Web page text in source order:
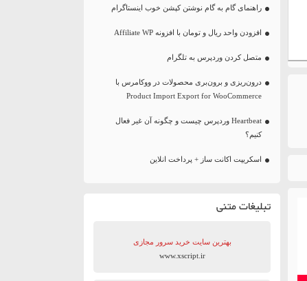
راهنمای گام به گام نوشتن کپشن خوب اینستاگرام
افزودن واحد ریال و تومان با افزونه Affiliate WP
متصل کردن وردپرس به تلگرام
درون‌ریزی و برون‌بری محصولات در ووکامرس با
Product Import Export for WooCommerce
Heartbeat وردپرس چیست و چگونه آن غیر فعال
کنیم؟
اسکریپت اکانت ساز + پرداخت انلاین
تبلیغات متنی
بهترین سایت‌ خرید سرور مجازی
www.xscript.ir